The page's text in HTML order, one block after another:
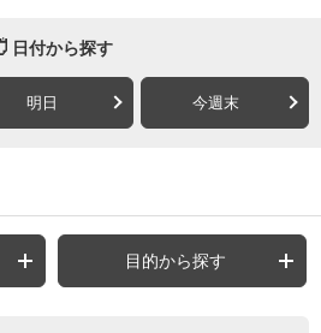
日付から探す
明日 今週末
目的から探す